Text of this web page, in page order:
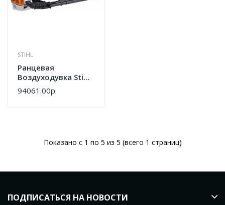
STIHL
Ранцевая
Воздуходувка Stihl
BR 600 4-MIX
94061.00р.
Показано с 1 по 5 из 5 (всего 1 страниц)
ПОДПИСАТЬСЯ НА НОВОСТИ